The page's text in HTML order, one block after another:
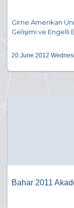
Girne Amerikan
Gelişimi ve Engelli
20 June 2012
Bahar 2011